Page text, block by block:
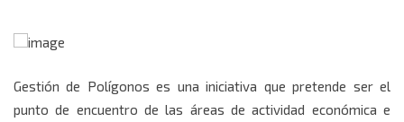
Gestión de Polígonos es una iniciativa que pretende ser el
punto de encuentro de las áreas de actividad económica e